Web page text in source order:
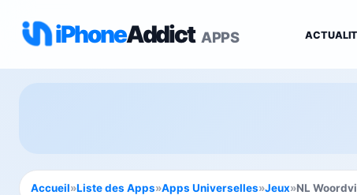
iPhoneAddict APPS
Accueil»Liste des Apps»Apps Universelles»Jeux»NL